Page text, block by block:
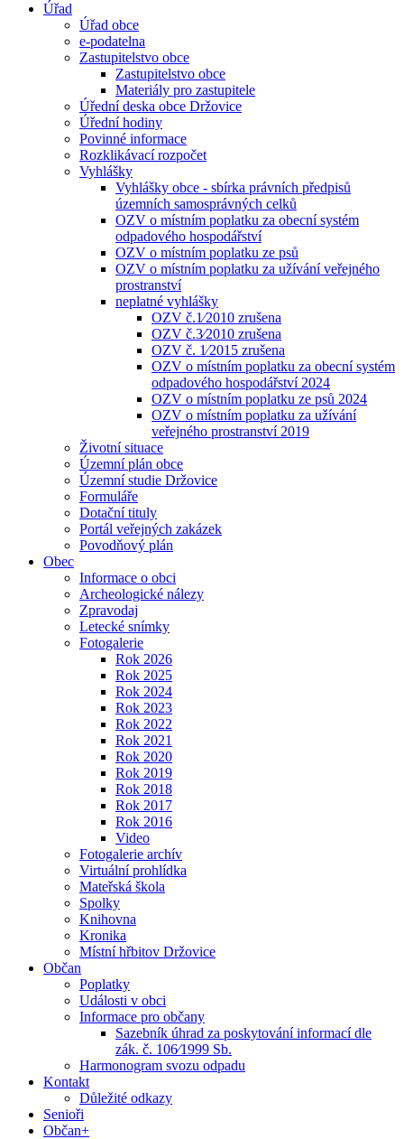
Úřad
Úřad obce
e-podatelna
Zastupitelstvo obce
Zastupitelstvo obce
Materiály pro zastupitele
Úřední deska obce Držovice
Úřední hodiny
Povinné informace
Rozklikávací rozpočet
Vyhlášky
Vyhlášky obce - sbírka právních předpisů
územních samosprávných celků
OZV o místním poplatku za obecní systém
odpadového hospodářství
OZV o místním poplatku ze psů
OZV o místním poplatku za užívání veřejného
prostranství
neplatné vyhlášky
OZV č.1⁄2010 zrušena
OZV č.3⁄2010 zrušena
OZV č. 1⁄2015 zrušena
OZV o místním poplatku za obecní systém
odpadového hospodářství 2024
OZV o místním poplatku ze psů 2024
OZV o místním poplatku za užívání
veřejného prostranství 2019
Životní situace
Územní plán obce
Územní studie Držovice
Formuláře
Dotační tituly
Portál veřejných zakázek
Povodňový plán
Obec
Informace o obci
Archeologické nálezy
Zpravodaj
Letecké snímky
Fotogalerie
Rok 2026
Rok 2025
Rok 2024
Rok 2023
Rok 2022
Rok 2021
Rok 2020
Rok 2019
Rok 2018
Rok 2017
Rok 2016
Video
Fotogalerie archív
Virtuální prohlídka
Mateřská škola
Spolky
Knihovna
Kronika
Místní hřbitov Držovice
Občan
Poplatky
Události v obci
Informace pro občany
Sazebník úhrad za poskytování informací dle
zák. č. 106⁄1999 Sb.
Harmonogram svozu odpadu
Kontakt
Důležité odkazy
Senioři
Občan+